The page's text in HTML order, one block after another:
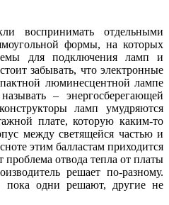
воспринимать отдельными
формы, на которых
для подключения ламп и
забывать, что электронные
люминесцентной лампе
– энергосберегающей
ламп умудряются
плате, которую каким-то
между светящейся частью и
этим балластам приходится
проблема отвода тепла от платы
решает по-разному.
пока одни решают, другие не